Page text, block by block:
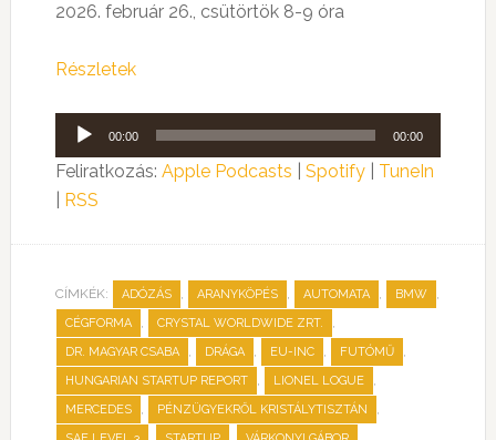
2026. február 26., csütörtök 8-9 óra
Részletek
Audió
lejátszó
00:00 00:00
Feliratkozás: Apple Podcasts Spotify| TuneIn
RSS
CÍMKÉK: ADÓZÁS , ARANYKÖPÉS , AUTOMATA , BMW ,
CÉGFORMA , CRYSTAL WORLDWIDE ZRT. ,
DR. MAGYAR CSABA , DRÁGA , EU-INC , FUTÓMŰ ,
HUNGARIAN STARTUP REPORT , LIONEL LOGUE ,
MERCEDES , PÉNZÜGYEKRŐL KRISTÁLYTISZTÁN ,